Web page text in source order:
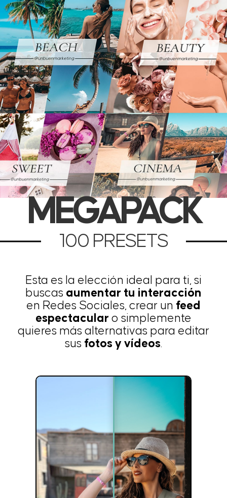
MEGAPACK
100 PRESETS
Esta es la elección ideal para ti, si
buscas aumentar tu interacción
en Redes Sociales, crear un feed
espectacular o simplemente
quieres más alternativas para editar
sus fotos y vídeos.